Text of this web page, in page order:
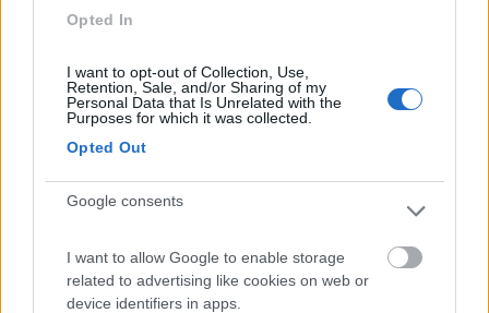
Opted In
I want to opt-out of Collection, Use,
Retention, Sale, and/or Sharing of my
Personal Data that Is Unrelated with the
Purposes for which it was collected.
Opted Out
Google consents
I want to allow Google to enable storage
related to advertising like cookies on web or
device identifiers in apps.
Campeggio